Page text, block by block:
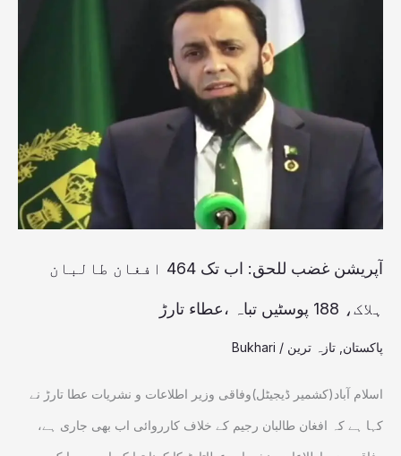
آپریشن غضب للحق: اب تک 464 افغان طالبان
ہلاک، 188 پوسٹیں تباہ ،عطاء تارڑ
پاکستان تازہ ترین /
Bukhari
اسلام آباد(کشمیر ڈیجیٹل)وفاقی وزیر اطلاعات و نشریات عطا تارڑ نے
کہا ہے کہ افغان طالبان رجیم کے خلاف کارروائی اب بھی جاری ہے،
تک
464
طالبان
ہلاک،
تباہ
،عطاء
تارڑ